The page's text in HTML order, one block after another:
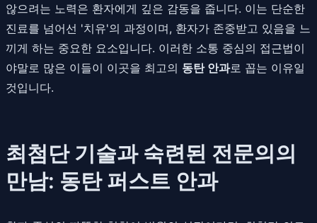
않으려는 노력은 환자에게 깊은 감동을 줍니다. 이는 단순한
진료를 넘어선 '치유'의 과정이며, 환자가 존중받고 있음을 느
끼게 하는 중요한 요소입니다. 이러한 소통 중심의 접근법이
야말로 많은 이들이 이곳을 최고의 동탄 안과로 꼽는 이유일
것입니다.
최첨단 기술과 숙련된 전문의의
만남: 동탄 퍼스트 안과